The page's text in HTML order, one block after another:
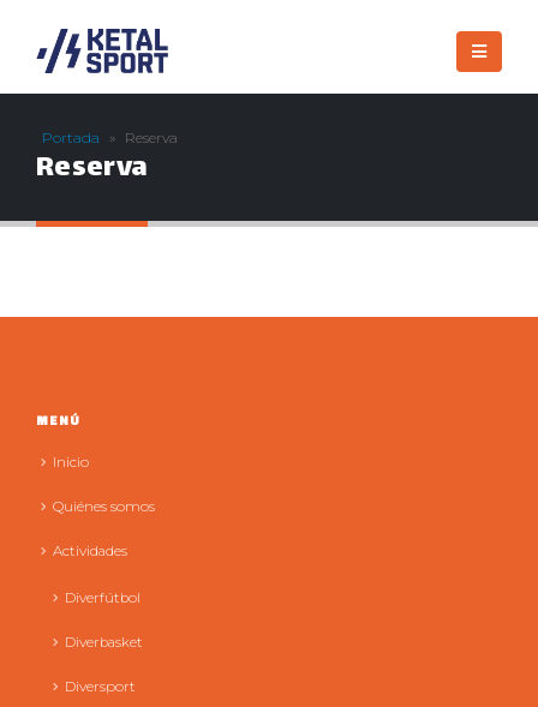
Portada » Reserva
Reserva
MENÚ
Inicio
Quiénes somos
Actividades
Diverfútbol
Diverbasket
Diversport